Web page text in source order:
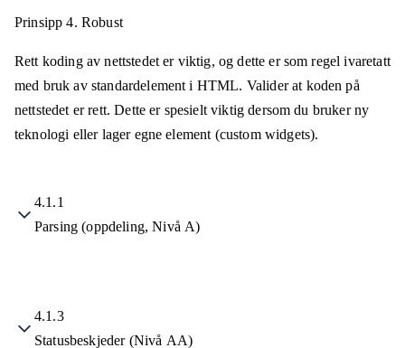
Prinsipp 4. Robust
Rett koding av nettstedet er viktig, og dette er som regel ivaretatt
med bruk av standardelement i HTML. Valider at koden på
nettstedet er rett. Dette er spesielt viktig dersom du bruker ny
teknologi eller lager egne element (custom widgets).
4.1.1
Parsing (oppdeling, Nivå A)
4.1.3
Statusbeskjeder (Nivå AA)